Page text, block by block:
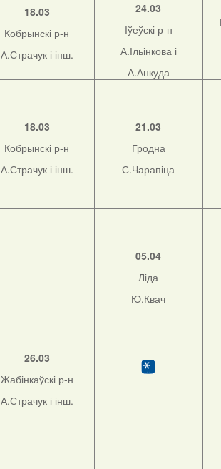
18.03
Кобрынскі р-н
А.Страчук і інш.
24.03
Іўеўскі р-н
А.Ільінкова і
А.Анкуда
18.03
Кобрынскі р-н
А.Страчук і інш.
21.03
Гродна
С.Чарапіца
05.04
Ліда
Ю.Квач
26.03
Жабінкаўскі р-н
А.Страчук і інш.